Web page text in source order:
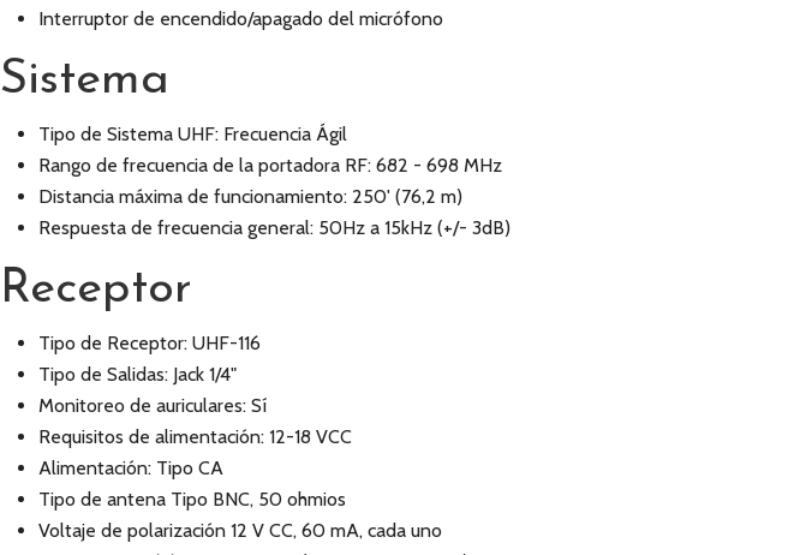
Interruptor de encendido/apagado del micrófono
Sistema
Tipo de Sistema UHF: Frecuencia Ágil
Rango de frecuencia de la portadora RF: 682 - 698 MHz
Distancia máxima de funcionamiento: 250' (76,2 m)
Respuesta de frecuencia general: 50Hz a 15kHz (+/- 3dB)
Receptor
Tipo de Receptor: UHF-116
Tipo de Salidas: Jack 1/4"
Monitoreo de auriculares: Sí
Requisitos de alimentación: 12-18 VCC
Alimentación: Tipo CA
Tipo de antena Tipo BNC, 50 ohmios
Voltaje de polarización 12 V CC, 60 mA, cada uno